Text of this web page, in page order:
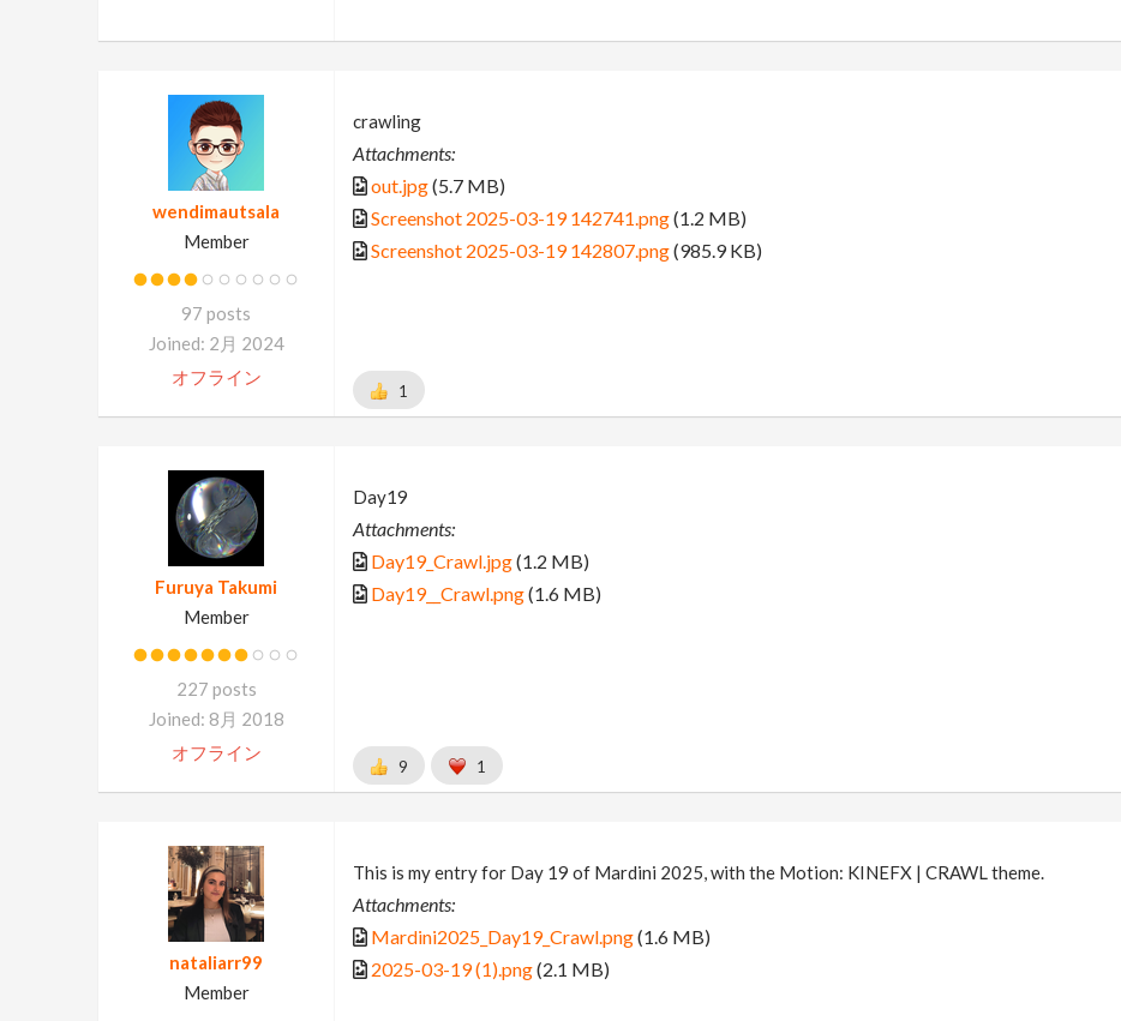
wendimautsala
Member
97 posts
Joined: 2月 2024
オフライン
crawling
Attachments:
out.jpg(5.7 MB)
Screenshot 2025-03-19 142741.png(1.2 MB)
Screenshot 2025-03-19 142807.png(985.9 KB)
1
Furuya Takumi
Member
227 posts
Joined: 8月 2018
オフライン
Day19
Attachments:
Day19_Crawl.jpg(1.2 MB)
Day19__Crawl.png(1.6 MB)
9 1
nataliarr99
Member
This is my entry for Day 19 of Mardini 2025, with the Motion: KINEFX | CRAWL theme.
Attachments:
Mardini2025_Day19_Crawl.png(1.6 MB)
2025-03-19 (1).png(2.1 MB)